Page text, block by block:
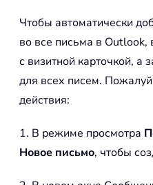
Чтобы автоматически
во все письма в
с визитной карточкой, а
для всех писем.
действия:
1. В режиме просмотра
Новое письмо, чтобы